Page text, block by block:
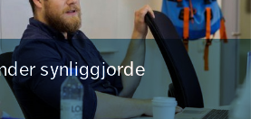
synliggjorde